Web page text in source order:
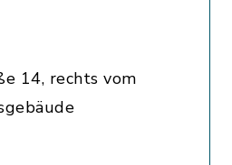
14, rechts vom